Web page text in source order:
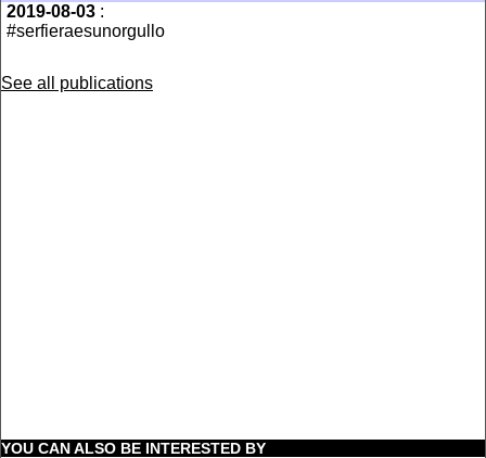
2019-08-03 :
#serfieraesunorgullo
See all publications
YOU CAN ALSO BE INTERESTED BY